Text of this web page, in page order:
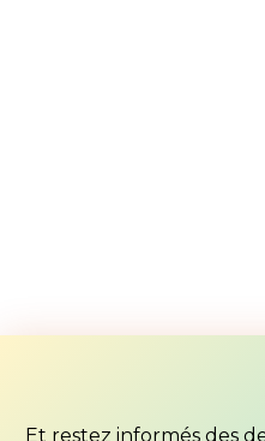
Et restez informés des